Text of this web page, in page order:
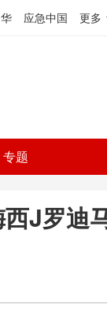
应急中国 更多
专题
J罗迪